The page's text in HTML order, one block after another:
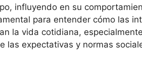
influyendo en su
para entender cómo las
la vida cotidiana,
las expectativas y normas